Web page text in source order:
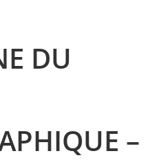
DU
–